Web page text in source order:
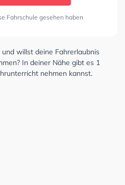
Fahrschule gesehen haben
willst deine Fahrerlaubnis
In deiner Nähe gibt es 1
nehmen kannst.